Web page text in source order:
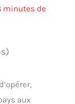
minutes de
aux